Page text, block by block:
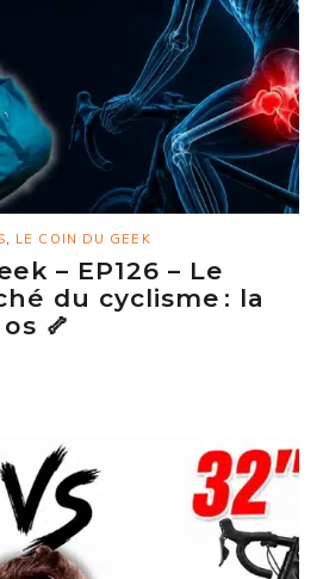
LE COIN DU GEEK
– EP126 – Le
du cyclisme : la
🦴